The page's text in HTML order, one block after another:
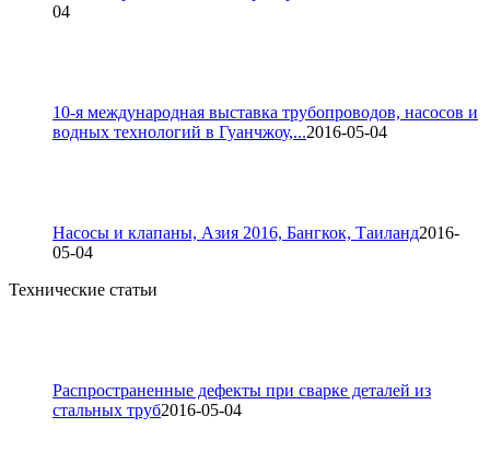
04
10-я международная выставка трубопроводов, насосов и
водных технологий в Гуанчжоу,...2016-05-04
Насосы и клапаны, Азия 2016, Бангкок, Таиланд2016-
05-04
Технические статьи
Распространенные дефекты при сварке деталей из
стальных труб2016-05-04